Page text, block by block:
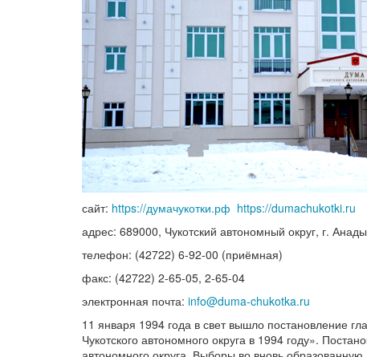
сайт: https://думачукотки.рф https://dumachukotki.ru
адрес: 689000, Чукотский автономный округ, г.
телефон: (42722) 6-92-00 (приёмная)
факс: (42722) 2-65-05, 2-65-04
электронная почта: info@duma-chukotka.ru
11 января 1994 года в свет вышло постановление
Чукотского автономного округа в 1994 году».